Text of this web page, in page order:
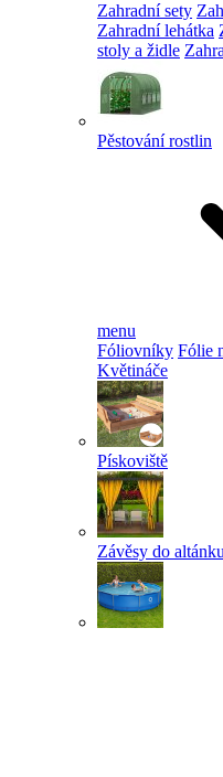
Zahradní sety
Zahradní lehátka
stoly a židle
Pěstování rostlin
menu
Fóliovníky Fólie
Květináče
Pískoviště
Závěsy do altánku